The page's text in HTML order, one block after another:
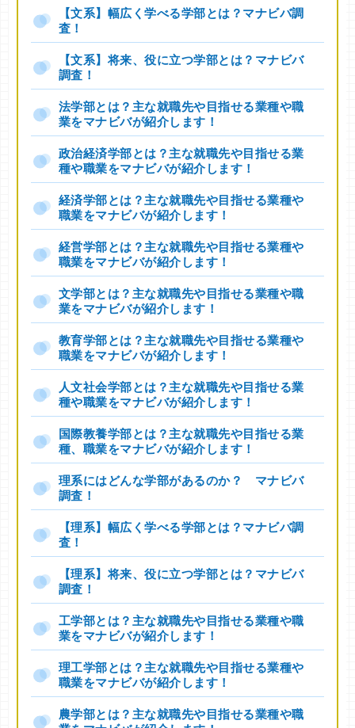
【文系】幅広く学べる学部とは？マナビバ調
査！
【文系】将来、役に立つ学部とは？マナビバ
調査！
法学部とは？主な就職先や目指せる業種や職
業をマナビバが紹介します！
政治経済学部とは？主な就職先や目指せる業
種や職業をマナビバが紹介します！
経済学部とは？主な就職先や目指せる業種や
職業をマナビバが紹介します！
経営学部とは？主な就職先や目指せる業種や
職業をマナビバが紹介します！
文学部とは？主な就職先や目指せる業種や職
業をマナビバが紹介します！
教育学部とは？主な就職先や目指せる業種や
職業をマナビバが紹介します！
人文社会学部とは？主な就職先や目指せる業
種や職業をマナビバが紹介します！
国際教養学部とは？主な就職先や目指せる業
種、職業をマナビバが紹介します！
理系にはどんな学部があるのか？ マナビバ
調査！
【理系】幅広く学べる学部とは？マナビバ調
査！
【理系】将来、役に立つ学部とは？マナビバ
調査！
工学部とは？主な就職先や目指せる業種や職
業をマナビバが紹介します！
理工学部とは？主な就職先や目指せる業種や
職業をマナビバが紹介します！
農学部とは？主な就職先や目指せる業種や職